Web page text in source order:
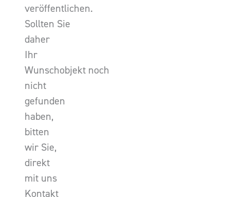
veröffentlichen.
Sollten Sie
daher
Ihr
Wunschobjekt noch
nicht
gefunden
haben,
bitten
wir Sie,
direkt
mit uns
Kontakt